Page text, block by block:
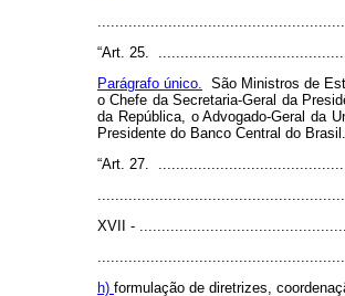
“Art. 25.
Parágrafo único.
São Ministros de
o Chefe da Secretaria-Geral da
da República, o Advogado-Geral da
Presidente do Banco Central do
“Art. 27.
XVII -
h) formulação de diretrizes,